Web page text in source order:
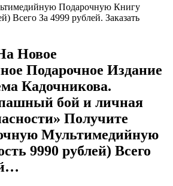
Подарочную Книгу
Всего За 4999 рублей. Заказать
Новое
Подарочное Издание
Кадочникова.
бой и личная
Получите
Мультимедийную
9990 рублей) Всего